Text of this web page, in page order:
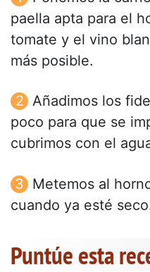
paella apta para el
tomate y el vino
más posible.
Añadimos los
poco para que se
cubrimos con el
Metemos al
cuando ya esté
Puntúe esta